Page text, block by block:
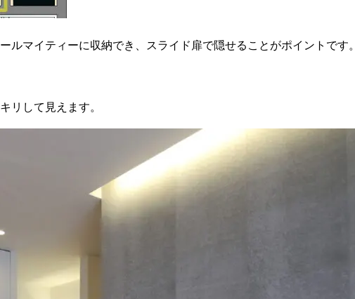
マイティーに収納でき、スライド扉で隠せることがポイントです。
リして見えます。